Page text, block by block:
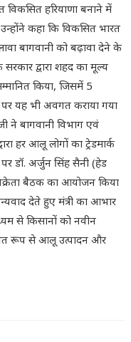
विकसित हरियाणा बनाने में
कहा कि विकसित भारत
बागवानी को बढ़ावा देने के
द्वारा शहद का मूल्य
किया, जिसमें 5
पर यह भी अवगत कराया गया
जी ने बागवानी विभाग एवं
हर आलू लोगों का ट्रेडमार्क
डॉ. अर्जुन सिंह सैनी (हेड
बैठक का आयोजन किया
देते हुए मंत्री का आभार
से किसानों को नवीन
रूप से आलू उत्पादन और